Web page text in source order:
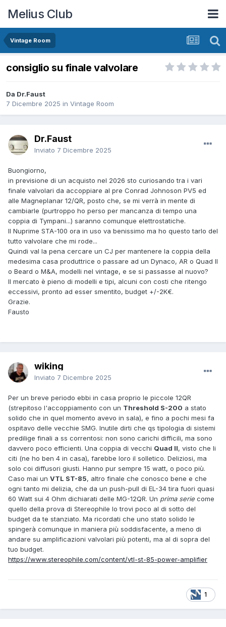
Melius Club
Vintage Room
consiglio su finale valvolare
Da Dr.Faust
7 Dicembre 2025 in Vintage Room
Dr.Faust
Inviato 7 Dicembre 2025
Buongiorno,
in previsione di un acquisto nel 2026 sto curiosando tra i vari
finale valvolari da accoppiare al pre Conrad Johnoson PV5 ed
alle Magneplanar 12/QR, posto che, se mi verrà in mente di
cambiarle (purtroppo ho perso per mancanza di tempo una
coppia di Tympani...) saranno comunque elettrostatiche.
Il Nuprime STA-100 ora in uso va benissimo ma ho questo tarlo del
tutto valvolare che mi rode...
Quindi val la pena cercare un CJ per mantenere la coppia della
medesima casa produttrice o passare ad un Dynaco, AR o Quad II
o Beard o M&A, modelli nel vintage, e se si passasse al nuovo?
Il mercato è pieno di modelli e tipi, alcuni con costi che ritengo
eccessivi, pronto ad esser smentito, budget +/-2K€.
Grazie.
Fausto
wiking
Inviato 7 Dicembre 2025
Per un breve periodo ebbi in casa proprio le piccole 12QR
(strepitoso l'accoppiamento con un Threshold S-200 a stato
solido che in quel momento avevo in sala), e fino a pochi mesi fa
ospitavo delle vecchie SMG. Inutile dirti che qs tipologia di sistemi
predilige finali a ss correntosi: non sono carichi difficili, ma sono
davvero poco efficienti. Una coppia di vecchi Quad II, visto che li
citi (ne ho ben 4 in casa), farebbe loro il solletico. Deliziosi, ma
solo coi diffusori giusti. Hanno pur sempre 15 watt, o poco più.
Caso mai un VTL ST-85, altro finale che conosco bene e che
ogni tanto mi delizia, che da un push-pull di EL-34 tira fuori quasi
60 Watt sui 4 Ohm dichiarati delle MG-12QR. Un prima serie come
quello della prova di Stereophile lo trovi poco al di sotto del
budget da te stanziato. Ma ricordati che uno stato solido le
spingerà comunque in maniera più soddisfacente, a meno di
andare su amplificazioni valvolari più potenti, ma al di sopra del
tuo budget.
https://www.stereophile.com/content/vtl-st-85-power-amplifier
1